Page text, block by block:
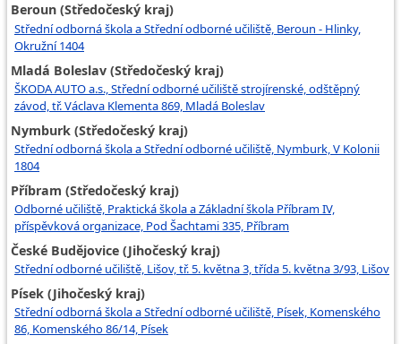
Beroun (Středočeský kraj)
Střední odborná škola a Střední odborné učiliště, Beroun - Hlinky,
Okružní 1404
Mladá Boleslav (Středočeský kraj)
ŠKODA AUTO a.s., Střední odborné učiliště strojírenské, odštěpný
závod, tř. Václava Klementa 869, Mladá Boleslav
Nymburk (Středočeský kraj)
Střední odborná škola a Střední odborné učiliště, Nymburk, V Kolonii
1804
Příbram (Středočeský kraj)
Odborné učiliště, Praktická škola a Základní škola Příbram IV,
příspěvková organizace, Pod Šachtami 335, Příbram
České Budějovice (Jihočeský kraj)
Střední odborné učiliště, Lišov, tř. 5. května 3, třída 5. května 3/93, Lišov
Písek (Jihočeský kraj)
Střední odborná škola a Střední odborné učiliště, Písek, Komenského
86, Komenského 86/14, Písek